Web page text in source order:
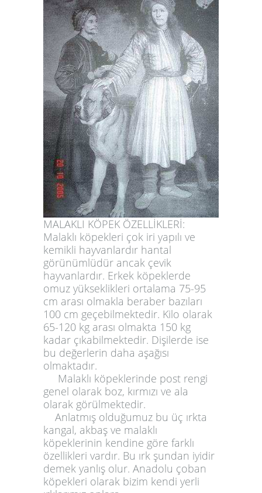
MALAKLI KÖPEK ÖZELLİKLERİ:
Malaklı köpekleri çok iri yapılı ve
kemikli hayvanlardır hantal
görünümlüdür ancak çevik
hayvanlardır. Erkek köpeklerde
omuz yükseklikleri ortalama 75-95
cm arası olmakla beraber bazıları
100 cm geçebilmektedir. Kilo olarak
65-120 kg arası olmakta 150 kg
kadar çıkabilmektedir. Dişilerde ise
bu değerlerin daha aşağısı
olmaktadır.
Malaklı köpeklerinde post rengi
genel olarak boz, kırmızı ve ala
olarak görülmektedir.
Anlatmış olduğumuz bu üç ırkta
kangal, akbaş ve malaklı
köpeklerinin kendine göre farklı
özellikleri vardır. Bu ırk şundan iyidir
demek yanlış olur. Anadolu çoban
köpekleri olarak bizim kendi yerli